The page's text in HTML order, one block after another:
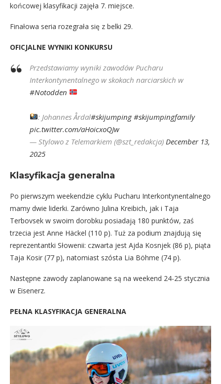
końcowej klasyfikacji zajęła 7. miejsce.
Finałowa seria rozegrała się z belki 29.
OFICJALNE WYNIKI KONKURSU
Przedstawiamy wyniki zawodów Pucharu
Interkontynentalnego w skokach narciarskich w
#Notodden
: Johannes Årdal#skijumping #skijumpingfamily
pic.twitter.com/aHoicxoQJw
— Stylowo z Telemarkiem (@szt_redakcja) December 13,
2025
Klasyfikacja generalna
Po pierwszym weekendzie cyklu Pucharu Interkontynentalnego
mamy dwie liderki. Zarówno Julina Kreibich, jak i Taja
Terbovsek w swoim dorobku posiadają 180 punktów, zaś
trzecia jest Anne Häckel (110 p). Tuż za podium znajdują się
reprezentantki Słowenii: czwarta jest Ajda Kosnjek (86 p), piąta
Taja Kosir (77 p), natomiast szósta Lia Böhme (74 p).
Następne zawody zaplanowane są na weekend 24-25 stycznia
w Eisenerz.
PEŁNA KLASYFIKACJA GENERALNA